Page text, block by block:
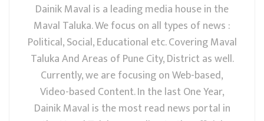
Dainik Maval is a leading media house in the
Maval Taluka. We focus on all types of news :
Political, Social, Educational etc. Covering Maval
Taluka And Areas of Pune City, District as well.
Currently, we are focusing on Web-based,
Video-based Content. In the last One Year,
Dainik Maval is the most read news portal in